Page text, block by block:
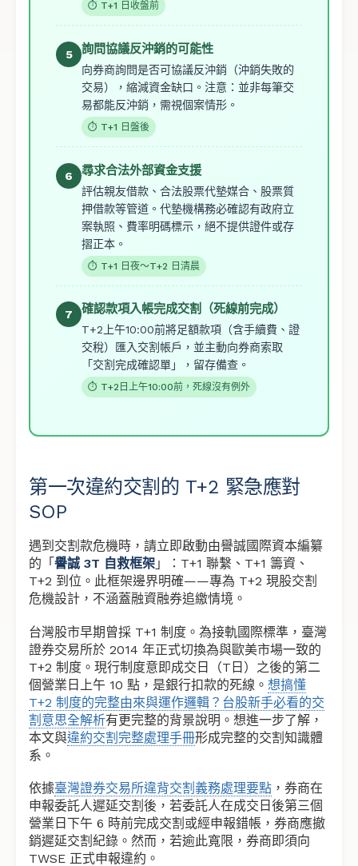
⏱ T+1 日收盤前
5 詢問協議反沖銷的可能性
向券商詢問是否可協議反沖銷（沖銷失敗的
交易），縮減資金缺口。注意：並非每筆交
易都能反沖銷，需視個案情形。
⏱ T+1 日盤後
6 尋求合法外部資金支援
評估親友借款、合法股票代墊媒合、股票質
押借款等管道。代墊機構務必確認有政府立
案執照、費率明碼標示，絕不提供證件或存
摺正本。
⏱ T+1 日夜～T+2 日清晨
7 確認款項入帳完成交割（死線前完成）
T+2上午10:00前將足額款項（含手續費、證
交稅）匯入交割帳戶，並主動向券商索取
「交割完成確認單」，留存備查。
⏱ T+2日上午10:00前，死線沒有例外
第一次違約交割的 T+2 緊急應對
SOP
遇到交割款危機時，請立即啟動由譽誠國際資本編纂
的「 譽誠 3T 自救框架 」：T+1 聯繫、T+1 籌資、
T+2 到位。此框架邊界明確——專為 T+2 現股交割
危機設計，不涵蓋融資融券追繳情境。
台灣股市早期曾採 T+1 制度。為接軌國際標準，臺灣
證券交易所於 2014 年正式切換為與歐美市場一致的
T+2 制度。現行制度意即成交日（T日）之後的第二
個營業日上午 10 點，是銀行扣款的死線。 想搞懂
T+2 制度的完整由來與運作邏輯？台股新手必看的交
割意思全解析有更完整的背景說明。想進一步了解，
本文與違約交割完整處理手冊形成完整的交割知識體
系。
依據臺灣證券交易所違背交割義務處理要點 ，券商在
申報委託人遲延交割後，若委託人在成交日後第三個
營業日下午 6 時前完成交割或經申報錯帳，券商應撤
銷遲延交割紀錄。然而，若逾此寬限，券商即須向
TWSE 正式申報違約。